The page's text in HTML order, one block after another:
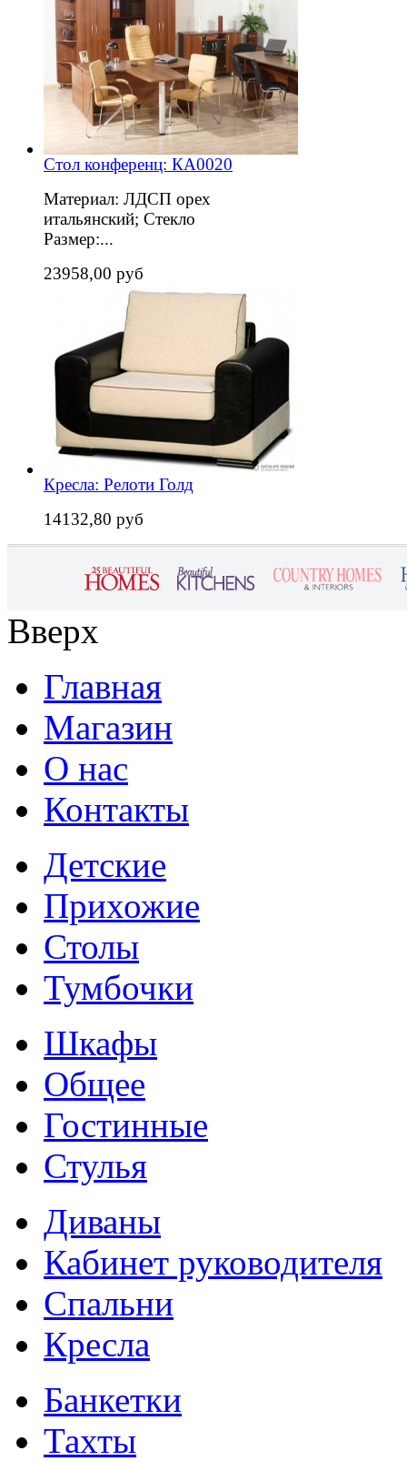
Стол конференц: КА0020
Материал: ЛДСП орех
итальянский; Стекло
Размер:...
23958,00 руб
Кресла: Релоти Голд
14132,80 руб
Вверх
Главная
Магазин
О нас
Контакты
Детские
Прихожие
Столы
Тумбочки
Шкафы
Общее
Гостинные
Стулья
Диваны
Кабинет руководителя
Спальни
Кресла
Банкетки
Тахты